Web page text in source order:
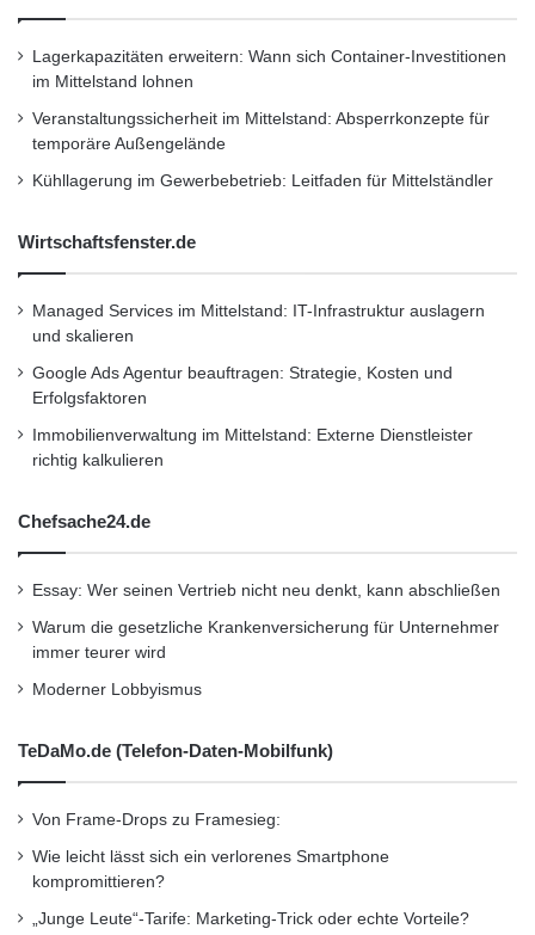
Lagerkapazitäten erweitern: Wann sich Container-Investitionen
im Mittelstand lohnen
Veranstaltungssicherheit im Mittelstand: Absperrkonzepte für
temporäre Außengelände
Kühllagerung im Gewerbebetrieb: Leitfaden für Mittelständler
Wirtschaftsfenster.de
Managed Services im Mittelstand: IT-Infrastruktur auslagern
und skalieren
Google Ads Agentur beauftragen: Strategie, Kosten und
Erfolgsfaktoren
Immobilienverwaltung im Mittelstand: Externe Dienstleister
richtig kalkulieren
Chefsache24.de
Essay: Wer seinen Vertrieb nicht neu denkt, kann abschließen
Warum die gesetzliche Krankenversicherung für Unternehmer
immer teurer wird
Moderner Lobbyismus
TeDaMo.de (Telefon-Daten-Mobilfunk)
Von Frame-Drops zu Framesieg:
Wie leicht lässt sich ein verlorenes Smartphone
kompromittieren?
„Junge Leute“-Tarife: Marketing-Trick oder echte Vorteile?